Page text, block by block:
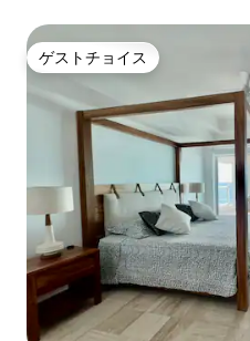
ゲストチョイス
ゲストチョイス